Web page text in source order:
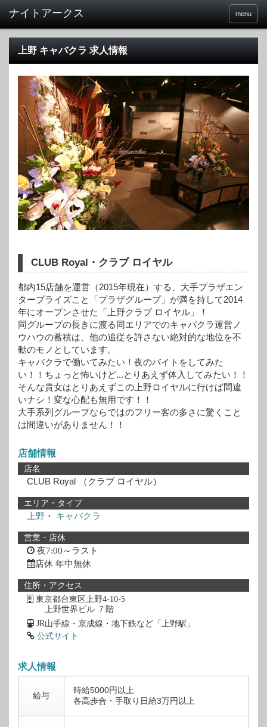
menu
上野 キャバクラ 求人情報
CLUB Royal・クラブ ロイヤル
都内15店舗を運営（2015年現在）する、大手プラザエン
タープライズこと「プラザグループ」が満を持して2014
年にオープンさせた「上野クラブ ロイヤル」！
同グループの長きに渡る同エリアでのキャバクラ運営ノ
ウハウの蓄積は、他の追従を許さない絶対的な地位を不
動のモノとしています。
キャバクラで働いてみたい！夜のバイトをしてみた
い！！ちょっと怖いけど...とりあえず体入してみたい！！
そんな貴女はとりあえずこの上野ロイヤルに行けば間違
いナシ！変な心配も無用です！！
大手系列グループならではのフリー客の多さに驚くこと
は間違いがありません！！
店舗情報
店名
CLUB Royal （クラブ ロイヤル）
エリア・タイプ
上野 ・ キャバクラ
営業・店休
夜7:00～ラスト
店休 年中無休
住所・アクセス
東京都台東区上野4-10-5
上野世界ビル ７階
JR山手線・京成線・地下鉄など「上野駅」
公式サイト
求人情報
給与
時給5000円以上
各高歩合・手取り日給3万円以上